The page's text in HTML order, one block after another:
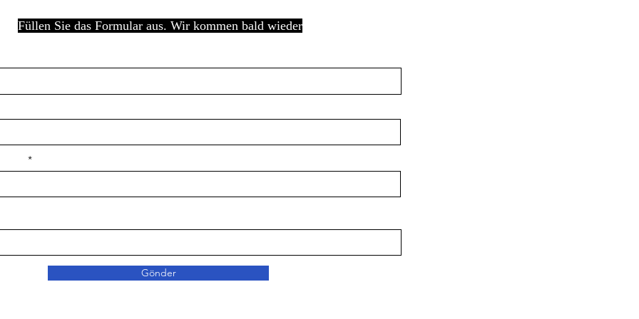
Füllen Sie das Formular aus. Wir kommen bald wieder
Gönder